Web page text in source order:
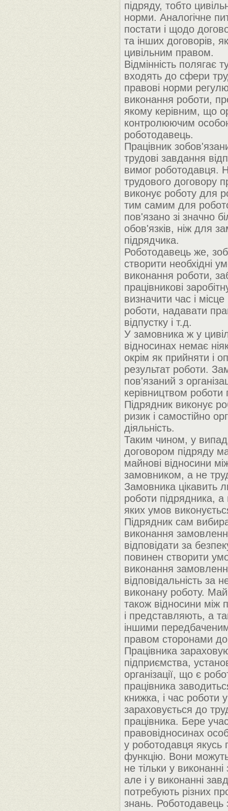
підряду, тобто
норми. Аналогічне
постати і щодо
та інших договорів,
цивільним правом.
Відмінність полягає
входять до сфери
правові норми
виконання роботи,
якому керівним, що
контролюючим
роботодавець.
Працівник
трудові завдання
вимог роботодавця.
трудового договору
виконує роботу для
тим самим для
пов'язано зі значно
обов'язків, ніж для
підрядчика.
Роботодавець же,
створити необхідні
виконання роботи,
працівникові
визначити час і
роботи, надавати
відпустку і т.д.
У замовника ж у
відносинах немає
окрім як прийняти і
результат роботи.
пов'язаний з
керівництвом роботи
Підрядник виконує
ризик і самостійно
діяльність.
Таким чином, у
договором підряду
майнові відносини
замовником, а не
Замовника цікавить
роботи підрядника, а
яких умов
Підрядник сам
виконання
відповідати за
повинен створити
виконання
відповідальність за
виконану роботу.
також відносини між
і представляють, а
іншими
правом сторонами
Працівника
підприємства,
організації, що є
працівника
книжка, і час роботи
зараховується до
працівника. Бере
правовідносинах
у роботодавця якусь
функцію. Вони
не тільки у
але і у виконанні
потребують різних
знань. Роботодавець